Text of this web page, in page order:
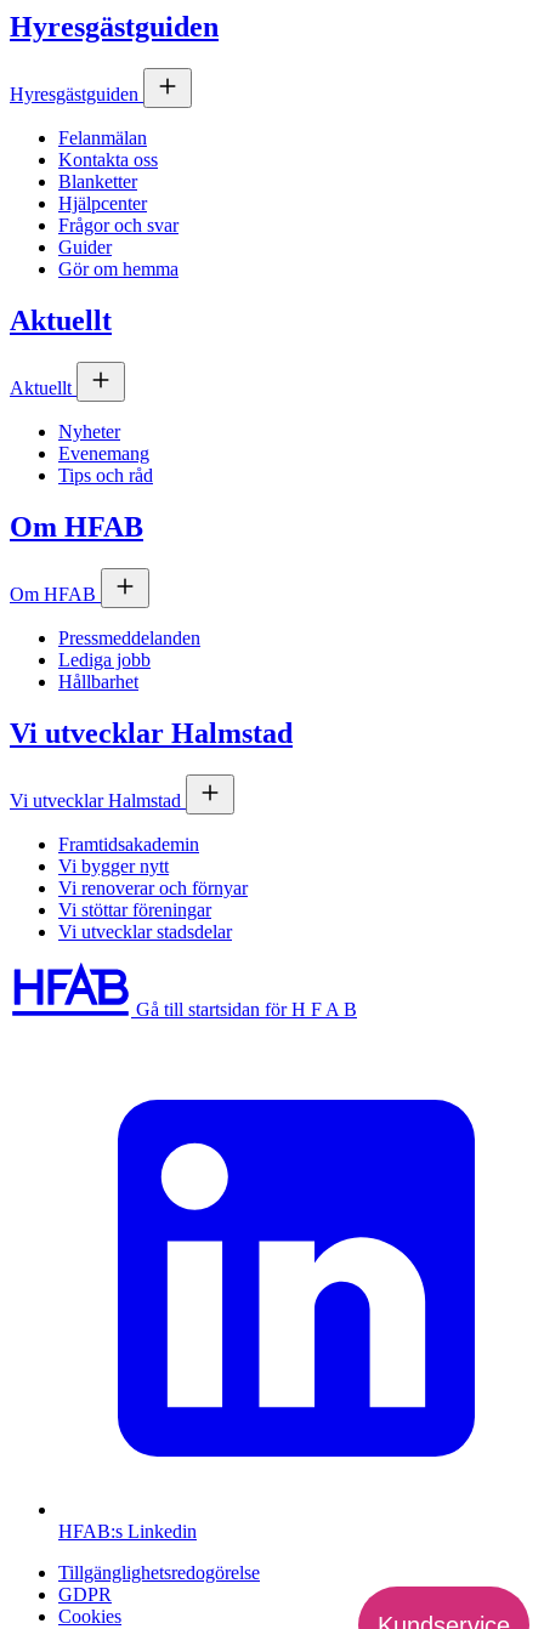
Hyresgästguiden
Hyresgästguiden
Felanmälan
Kontakta oss
Blanketter
Hjälpcenter
Frågor och svar
Guider
Gör om hemma
Aktuellt
Aktuellt
Nyheter
Evenemang
Tips och råd
Om HFAB
Om HFAB
Pressmeddelanden
Lediga jobb
Hållbarhet
Vi utvecklar Halmstad
Vi utvecklar Halmstad
Framtidsakademin
Vi bygger nytt
Vi renoverar och förnyar
Vi stöttar föreningar
Vi utvecklar stadsdelar
Gå till startsidan för H F A B
HFAB:s Linkedin
Tillgänglighetsredogörelse
GDPR
Cookies